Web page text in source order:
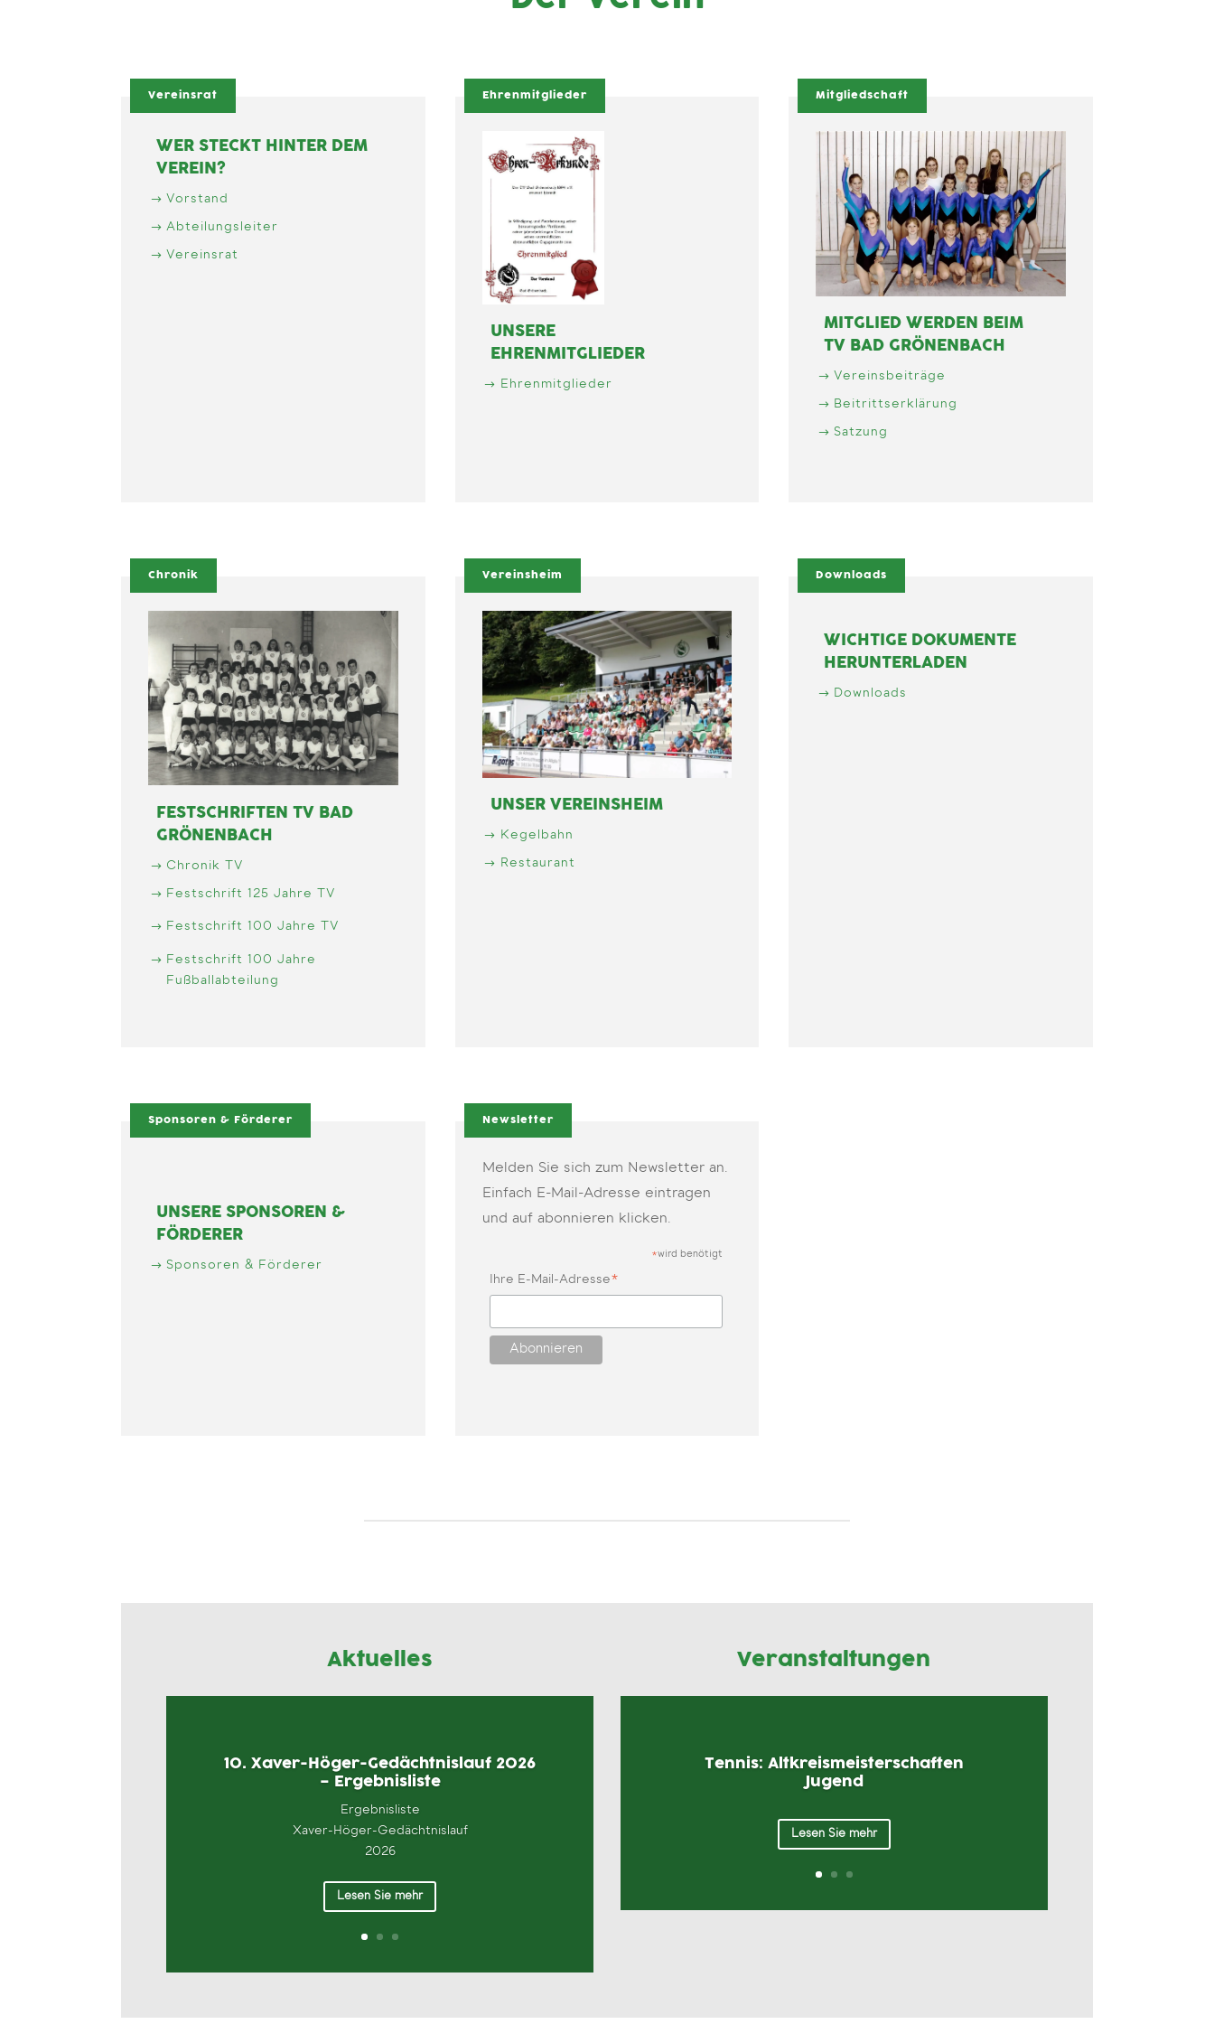
Vereinsrat
WER STECKT HINTER DEM
VEREIN?
Vorstand
Abteilungsleiter
Vereinsrat
Ehrenmitglieder
UNSERE
EHRENMITGLIEDER
Ehrenmitglieder
Mitgliedschaft
MITGLIED WERDEN BEIM
TV BAD GRÖNENBACH
Vereinsbeiträge
Beitrittserklärung
Satzung
Chronik
FESTSCHRIFTEN TV BAD
GRÖNENBACH
Chronik TV
Festschrift 125 Jahre TV
Festschrift 100 Jahre TV
Festschrift 100 Jahre
Fußballabteilung
Vereinsheim
UNSER VEREINSHEIM
Kegelbahn
Restaurant
Downloads
WICHTIGE DOKUMENTE
HERUNTERLADEN
Downloads
Sponsoren & Förderer
UNSERE SPONSOREN &
FÖRDERER
Sponsoren & Förderer
Newsletter
Melden Sie sich zum Newsletter an.
Einfach E-Mail-Adresse eintragen
und auf abonnieren klicken.
*wird benötigt
Ihre E-Mail-Adresse*
Aktuelles
10. Xaver-Höger-Gedächtnislauf 2026
– Ergebnisliste
Ergebnisliste
Xaver-Höger-Gedächtnislauf
2026
Lesen Sie mehr
Veranstaltungen
Tennis: Altkreismeisterschaften
Jugend
Lesen Sie mehr